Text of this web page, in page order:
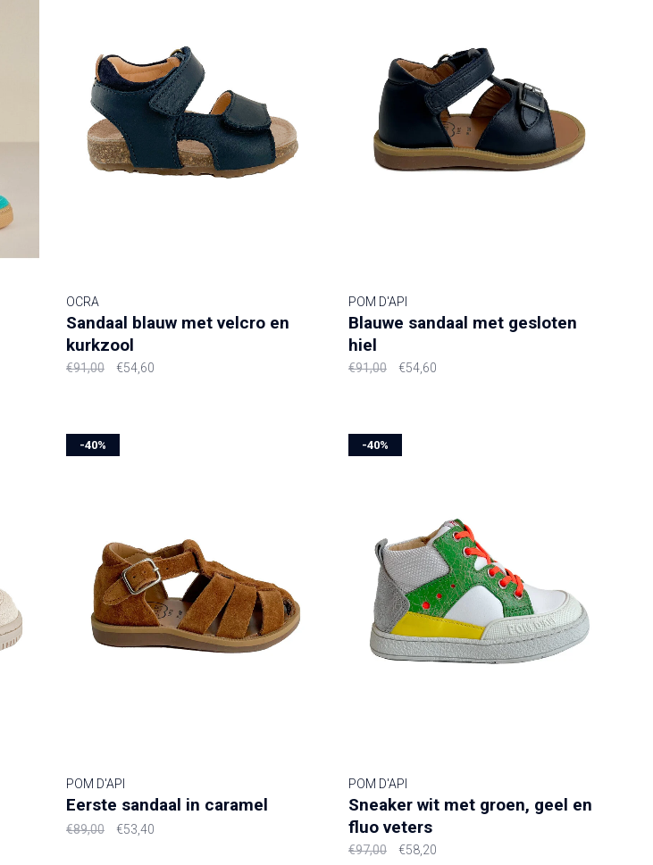
OCRA
Sandaal blauw met velcro en
kurkzool
€91,00 €54,60
POM D'API
Blauwe sandaal met gesloten
hiel
€91,00 €54,60
-40%
POM D'API
Eerste sandaal in caramel
€89,00 €53,40
-40%
POM D'API
Sneaker wit met groen, geel en
fluo veters
€97,00 €58,20